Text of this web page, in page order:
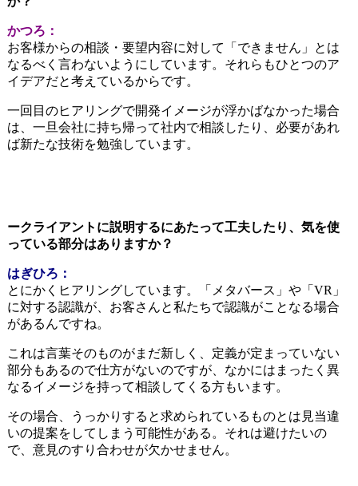
かつろ：
お客様からの相談・要望内容に対して「できません」とは
なるべく言わないようにしています。それらもひとつのア
イデアだと考えているからです。
一回目のヒアリングで開発イメージが浮かばなかった場合
は、一旦会社に持ち帰って社内で相談したり、必要があれ
ば新たな技術を勉強しています。
ークライアントに説明するにあたって工夫したり、気を使
っている部分はありますか？
はぎひろ：
とにかくヒアリングしています。「メタバース」や「VR」
に対する認識が、お客さんと私たちで認識がことなる場合
があるんですね。
これは言葉そのものがまだ新しく、定義が定まっていない
部分もあるので仕方がないのですが、なかにはまったく異
なるイメージを持って相談してくる方もいます。
その場合、うっかりすると求められているものとは見当違
いの提案をしてしまう可能性がある。それは避けたいの
で、意見のすり合わせが欠かせません。